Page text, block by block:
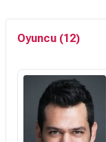
Oyuncu (12)